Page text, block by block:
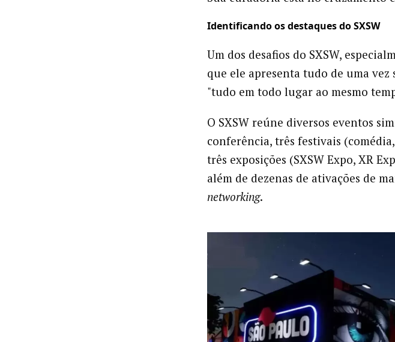
Identificando os destaques do SXSW
Um dos desafios do SXSW,
que ele apresenta tudo de uma
"tudo em todo lugar ao mesmo
O SXSW reúne diversos eventos
conferência, três festivais
três exposições (SXSW Expo, XR
além de dezenas de ativações de
networking.